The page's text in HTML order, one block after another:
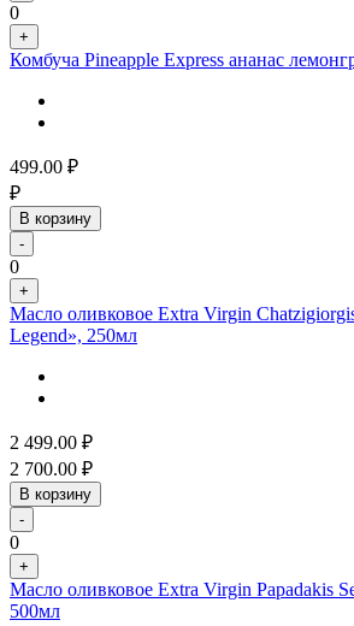
0
+
Комбуча Pineapple Express ананас
499.00 ₽
₽
В корзину
-
0
+
Масло оливковое Extra Virgin
Legend», 250мл
2 499.00 ₽
2 700.00 ₽
В корзину
-
0
+
Масло оливковое Extra Virgin Papadakis
500мл